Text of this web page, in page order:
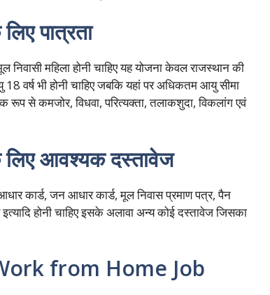
पात्रता
निवासी महिला होनी चाहिए यह योजना केवल राजस्थान की
वर्ष भी होनी चाहिए जबकि यहां पर अधिकतम आयु सीमा
रूप से कमजोर, विधवा, परित्यक्ता, तलाकशुदा, विकलांग एवं
लिए आवश्यक दस्तावेज
कार्ड, जन आधार कार्ड, मूल निवास प्रमाण पत्र, पैन
होनी चाहिए इसके अलावा अन्य कोई दस्तावेज जिसका
from Home Job